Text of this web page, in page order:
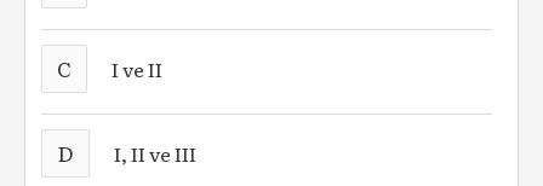
C I ve II
D I, II ve III